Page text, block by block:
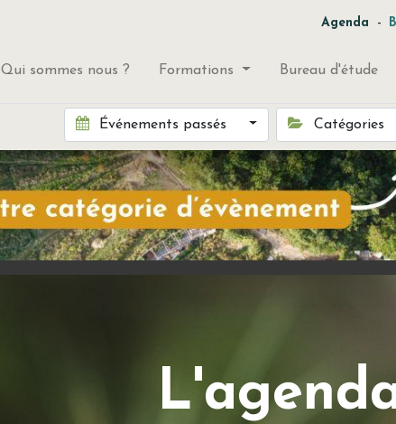
Agenda -
Qui sommes nous ? Formations Bureau d'étude
Événements passés Catégories